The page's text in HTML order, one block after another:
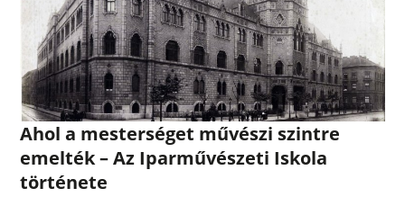
Ahol a mesterséget művészi szintre
emelték – Az Iparművészeti Iskola
története